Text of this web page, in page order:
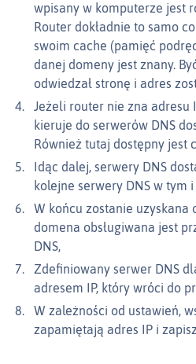
wpisany w komputerze jest
Router dokładnie to samo
swoim cache (pamięć
danej domeny jest znany.
odwiedzał stronę i adres
Jeżeli router nie zna adresu
kieruje do serwerów DNS
Również tutaj dostępny jest
Idąc dalej, serwery DNS
kolejne serwery DNS w tym
W końcu zostanie uzyskana
domena obsługiwana jest
DNS,
Zdefiniowany serwer DNS
adresem IP, który wróci do
W zależności od ustawień,
zapamiętają adres IP i